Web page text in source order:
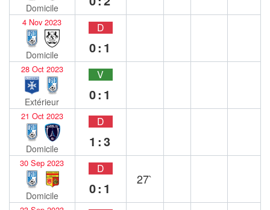
Domicile
4 Nov 2023
Domicile
D
0:1
28 Oct 2023
Extérieur
V
0:1
21 Oct 2023
Domicile
D
1:3
30 Sep 2023
Domicile
D
0:1
27`